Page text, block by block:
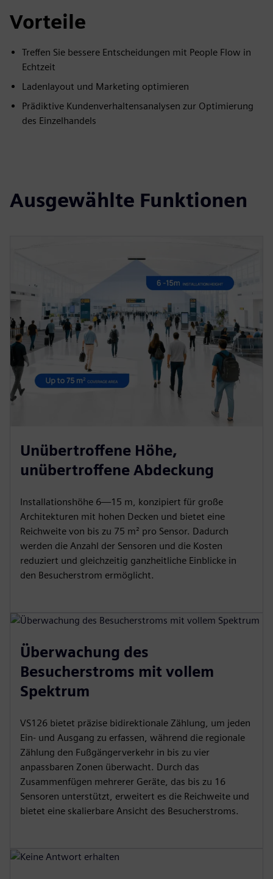
Vorteile
Treffen Sie bessere Entscheidungen mit People Flow in
Echtzeit
Ladenlayout und Marketing optimieren
Prädiktive Kundenverhaltensanalysen zur Optimierung
des Einzelhandels
Ausgewählte Funktionen
Unübertroffene Höhe,
unübertroffene Abdeckung
Installationshöhe 6—15 m, konzipiert für große
Architekturen mit hohen Decken und bietet eine
Reichweite von bis zu 75 m² pro Sensor. Dadurch
werden die Anzahl der Sensoren und die Kosten
reduziert und gleichzeitig ganzheitliche Einblicke in
den Besucherstrom ermöglicht.
Überwachung des
Besucherstroms mit vollem
Spektrum
VS126 bietet präzise bidirektionale Zählung, um jeden
Ein- und Ausgang zu erfassen, während die regionale
Zählung den Fußgängerverkehr in bis zu vier
anpassbaren Zonen überwacht. Durch das
Zusammenfügen mehrerer Geräte, das bis zu 16
Sensoren unterstützt, erweitert es die Reichweite und
bietet eine skalierbare Ansicht des Besucherstroms.